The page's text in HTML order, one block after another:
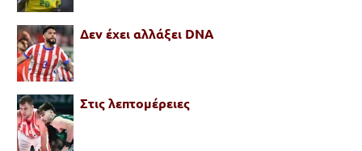
Δεν έχει αλλάξει DNA
Στις λεπτομέρειες